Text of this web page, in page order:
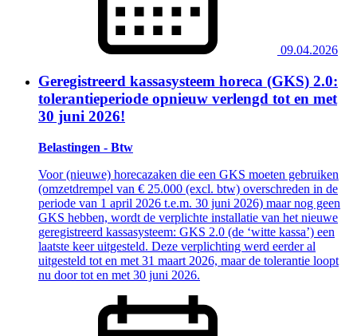
09.04.2026
Geregistreerd kassasysteem horeca (GKS) 2.0:
tolerantieperiode opnieuw verlengd tot en met
30 juni 2026!
Belastingen - Btw
Voor (nieuwe) horecazaken die een GKS moeten gebruiken
(omzetdrempel van € 25.000 (excl. btw) overschreden in de
periode van 1 april 2026 t.e.m. 30 juni 2026) maar nog geen
GKS hebben, wordt de verplichte installatie van het nieuwe
geregistreerd kassasysteem: GKS 2.0 (de ‘witte kassa’) een
laatste keer uitgesteld. Deze verplichting werd eerder al
uitgesteld tot en met 31 maart 2026, maar de tolerantie loopt
nu door tot en met 30 juni 2026.